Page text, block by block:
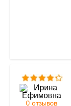
0 отзывов